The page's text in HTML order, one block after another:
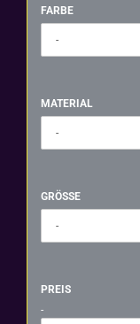
FARBE
FARBE
MATERIAL
MATERIAL
GRÖSSE
GRÖSSE
PREIS
PREIS
Preis bis
-